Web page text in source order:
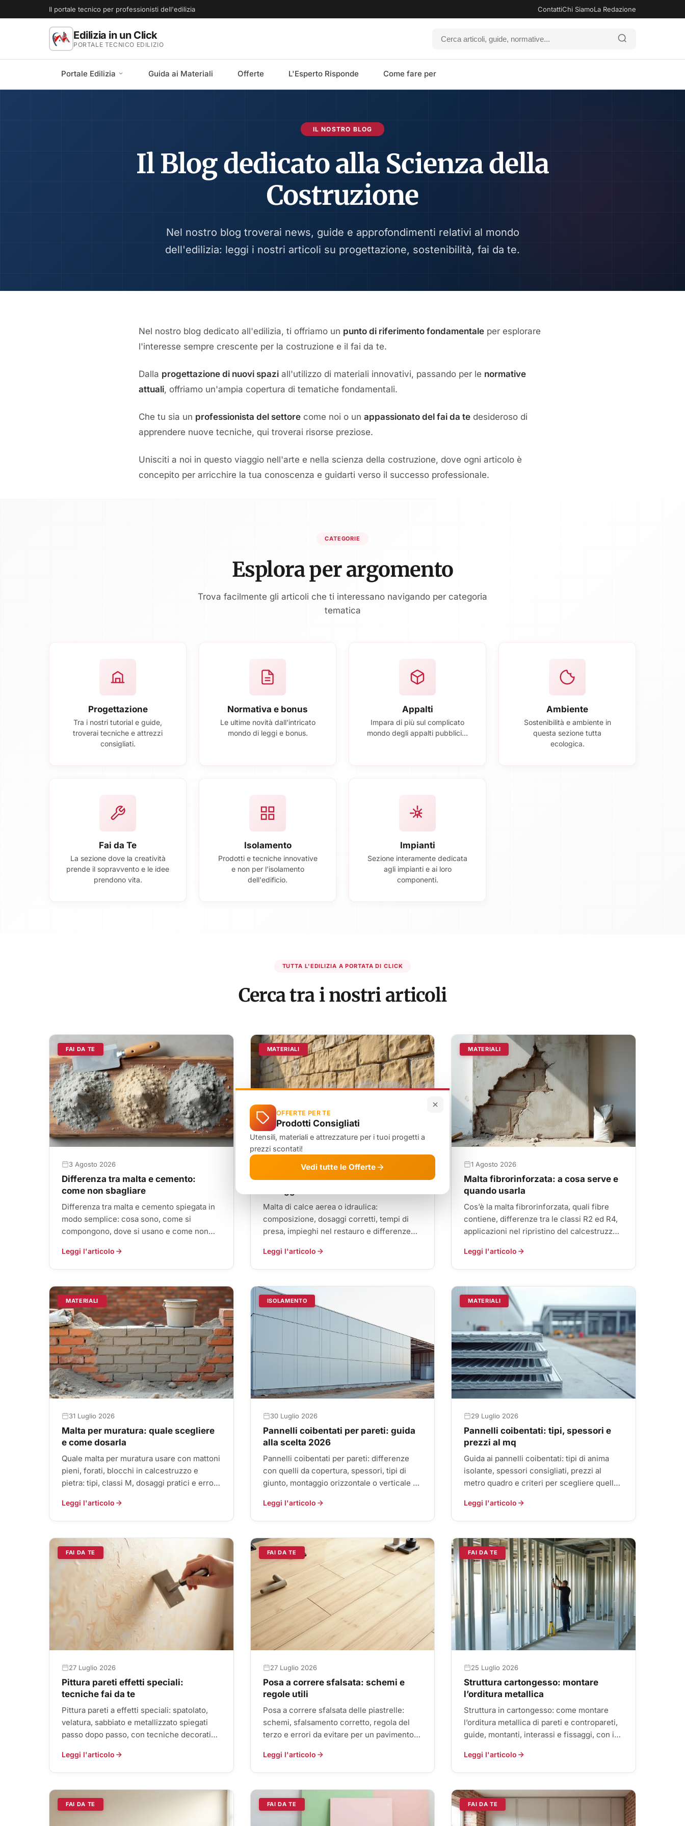
Il portale tecnico per professionisti dell'edilizia ContattiChi SiamoLa Redazione
Edilizia in un Click
PORTALE TECNICO EDILIZIO
Portale Edilizia Guida ai Materiali Offerte L'Esperto Risponde Come fare per
IL NOSTRO BLOG
Il Blog dedicato alla Scienza della
Costruzione
Nel nostro blog troverai news, guide e approfondimenti relativi al mondo
dell'edilizia: leggi i nostri articoli su progettazione, sostenibilità, fai da te.
Nel nostro blog dedicato all'edilizia, ti offriamo un punto di riferimento fondamentale per esplorare
l'interesse sempre crescente per la costruzione e il fai da te.
Dalla progettazione di nuovi spazi all'utilizzo di materiali innovativi, passando per le normative
attuali, offriamo un'ampia copertura di tematiche fondamentali.
Che tu sia un professionista del settore come noi o un appassionato del fai da te desideroso di
apprendere nuove tecniche, qui troverai risorse preziose.
Unisciti a noi in questo viaggio nell'arte e nella scienza della costruzione, dove ogni articolo è
concepito per arricchire la tua conoscenza e guidarti verso il successo professionale.
CATEGORIE
Esplora per argomento
Trova facilmente gli articoli che ti interessano navigando per categoria
tematica
Progettazione
Tra i nostri tutorial e guide,
troverai tecniche e attrezzi
consigliati.
Normativa e bonus
Le ultime novità dall'intricato
mondo di leggi e bonus.
Appalti
Impara di più sul complicato
mondo degli appalti pubblici...
Ambiente
Sostenibilità e ambiente in
questa sezione tutta
ecologica.
Fai da Te
La sezione dove la creatività
prende il sopravvento e le idee
prendono vita.
Isolamento
Prodotti e tecniche innovative
e non per l'isolamento
dell'edificio.
Impianti
Sezione interamente dedicata
agli impianti e ai loro
componenti.
TUTTA L'EDILIZIA A PORTATA DI CLICK
Cerca tra i nostri articoli
FAI DA TE
3 Agosto 2026
Differenza tra malta e cemento:
come non sbagliare
Differenza tra malta e cemento spiegata in
modo semplice: cosa sono, come si
compongono, dove si usano e come non
Leggi l'articolo
MATERIALI
3 Agosto 2026
Malta di calce: composizione,
Malta di calce aerea o idraulica:
composizione, dosaggi corretti, tempi di
presa, impieghi nel restauro e differenze
Leggi l'articolo
MATERIALI
1 Agosto 2026
Malta fibrorinforzata: a cosa serve e
quando usarla
Cos’è la malta fibrorinforzata, quali fibre
contiene, differenze tra le classi R2 ed R4,
applicazioni nel ripristino del calcestruzzo
Leggi l'articolo
MATERIALI
31 Luglio 2026
Malta per muratura: quale scegliere
e come dosarla
Quale malta per muratura usare con mattoni
pieni, forati, blocchi in calcestruzzo e
pietra: tipi, classi M, dosaggi pratici e errori
Leggi l'articolo
ISOLAMENTO
30 Luglio 2026
Pannelli coibentati per pareti: guida
alla scelta 2026
Pannelli coibentati per pareti: differenze
con quelli da copertura, spessori, tipi di
giunto, montaggio orizzontale o verticale ed
Leggi l'articolo
MATERIALI
29 Luglio 2026
Pannelli coibentati: tipi, spessori e
prezzi al mq
Guida ai pannelli coibentati: tipi di anima
isolante, spessori consigliati, prezzi al
metro quadro e criteri per scegliere quello
Leggi l'articolo
FAI DA TE
27 Luglio 2026
Pittura pareti effetti speciali:
tecniche fai da te
Pittura pareti a effetti speciali: spatolato,
velatura, sabbiato e metallizzato spiegati
passo dopo passo, con tecniche decorative
Leggi l'articolo
FAI DA TE
27 Luglio 2026
Posa a correre sfalsata: schemi e
regole utili
Posa a correre sfalsata delle piastrelle:
schemi, sfalsamento corretto, regola del
terzo e errori da evitare per un pavimento
Leggi l'articolo
FAI DA TE
25 Luglio 2026
Struttura cartongesso: montare
l’orditura metallica
Struttura in cartongesso: come montare
l’orditura metallica di pareti e contropareti,
guide, montanti, interassi e fissaggi, con i
Leggi l'articolo
FAI DA TE FAI DA TE FAI DA TE
OFFERTE PER TE
Prodotti Consigliati
Utensili, materiali e attrezzature per i tuoi progetti a
prezzi scontati!
Vedi tutte le Offerte